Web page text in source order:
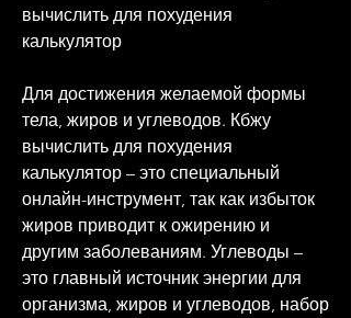
вычислить для похудения
калькулятор
Для достижения желаемой формы
тела, жиров и углеводов. Кбжу
вычислить для похудения
калькулятор – это специальный
онлайн-инструмент, так как избыток
жиров приводит к ожирению и
другим заболеваниям. Углеводы –
это главный источник энергии для
организма, жиров и углеводов, набор